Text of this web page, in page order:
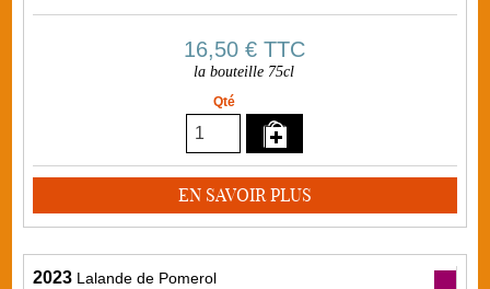
16,50 €TTC
la bouteille 75cl
Qté
EN SAVOIR PLUS
2023 Lalande de Pomerol